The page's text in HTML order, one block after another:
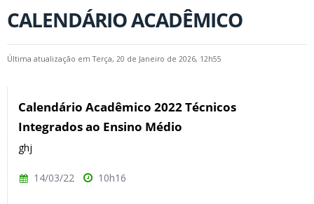
CALENDÁRIO ACADÊMICO
Última atualização em Terça, 20 de Janeiro de 2026, 12h55
Calendário Acadêmico 2022 Técnicos
Integrados ao Ensino Médio
ghj
14/03/22 10h16